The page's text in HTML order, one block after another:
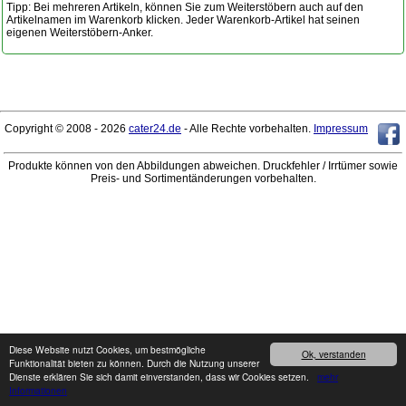
Ok, verstanden
Diese Website nutzt Cookies, um bestmögliche
Funktionalität bieten zu können. Durch die Nutzung unserer
Dienste erklären Sie sich damit einverstanden, dass wir Cookies setzen. mehr
Informationen
Tipp: Bei mehreren Artikeln, können Sie zum Weiterstöbern auch auf den
Artikelnamen im Warenkorb klicken. Jeder Warenkorb-Artikel hat seinen
eigenen Weiterstöbern-Anker.
Copyright © 2008 - 2026 cater24.de - Alle Rechte vorbehalten. Impressum
Produkte können von den Abbildungen abweichen. Druckfehler / Irrtümer sowie
Preis- und Sortimentänderungen vorbehalten.